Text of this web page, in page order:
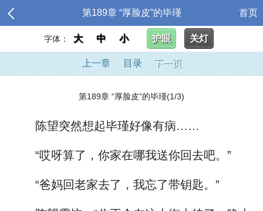
第189章 “厚脸皮”的毕瑾 首页
字体： 大 中 小 护眼 关灯
上一章 目录 下一页
第189章 “厚脸皮”的毕瑾(1/3)
陈望突然想起毕瑾好像有病……
“哎呀算了，你家在哪我送你回去吧。”
“爸妈回老家去了，我忘了带钥匙。”